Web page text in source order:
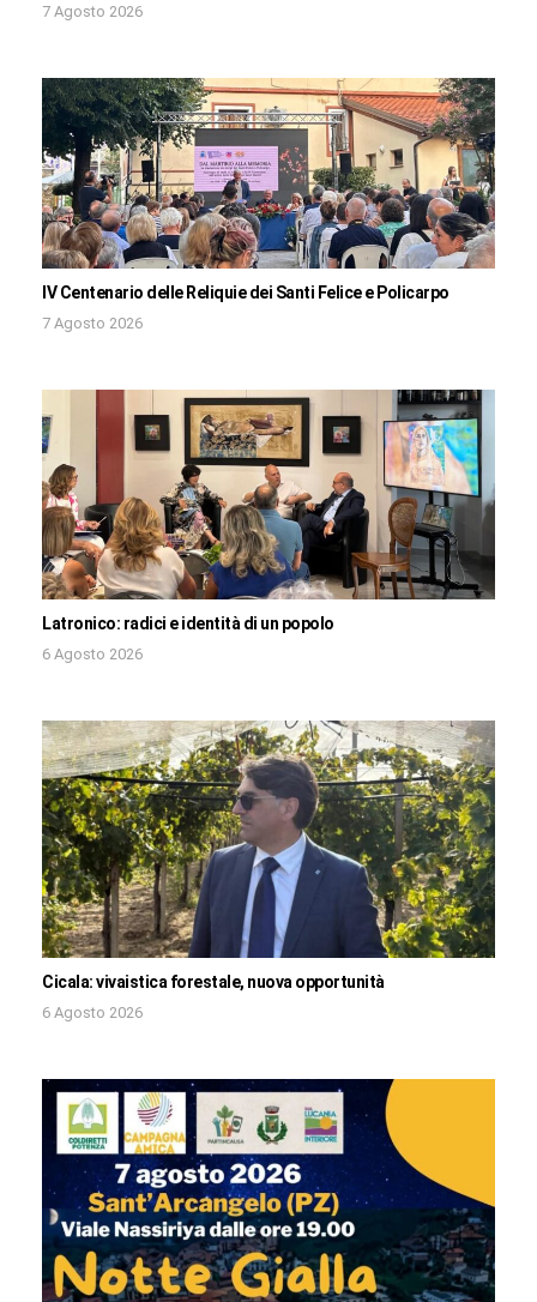
7 Agosto 2026
IV Centenario delle Reliquie dei Santi Felice e Policarpo
7 Agosto 2026
Latronico: radici e identità di un popolo
6 Agosto 2026
Cicala: vivaistica forestale, nuova opportunità
6 Agosto 2026